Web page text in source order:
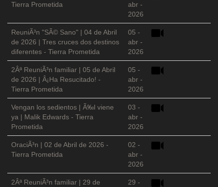
Tierra Prometida
abr -
2026
ReuniÃ³n "SÃ© Sano" | 04 de Abril
de 2026 | Tres cruces dos destinos
diferentes - Tierra Prometida
05 -
abr -
2026
2Âª ReuniÃ³n familiar | 05 de Abril
de 2026 | Â¡Ha Resucitado! -
Tierra Prometida
05 -
abr -
2026
Vengan los sedientos | Ã‰l viene
ya | Malik Edwards - Tierra
Prometida
03 -
abr -
2026
OraciÃ³n | 02 de Abril de 2026 -
Tierra Prometida
02 -
abr -
2026
2Âª ReuniÃ³n familiar | 29 de
29 -